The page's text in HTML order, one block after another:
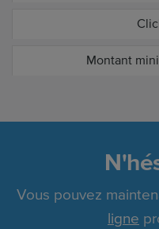
Montant
Vous pouvez
ligne